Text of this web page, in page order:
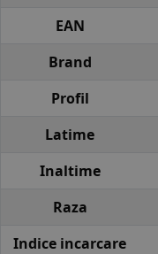
EAN
Brand
Profil
Latime
Inaltime
Raza
Indice incarcare